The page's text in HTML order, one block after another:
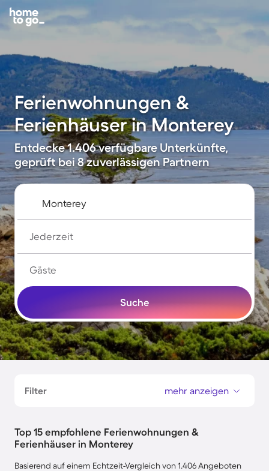
Ferienwohnungen &
Ferienhäuser in Monterey
Entdecke 1.406 verfügbare Unterkünfte,
geprüft bei 8 zuverlässigen Partnern
Jederzeit
Gäste
Suche
Filter mehr anzeigen
Top 15 empfohlene Ferienwohnungen &
Ferienhäuser in Monterey
Basierend auf einem Echtzeit-Vergleich von 1.406 Angeboten